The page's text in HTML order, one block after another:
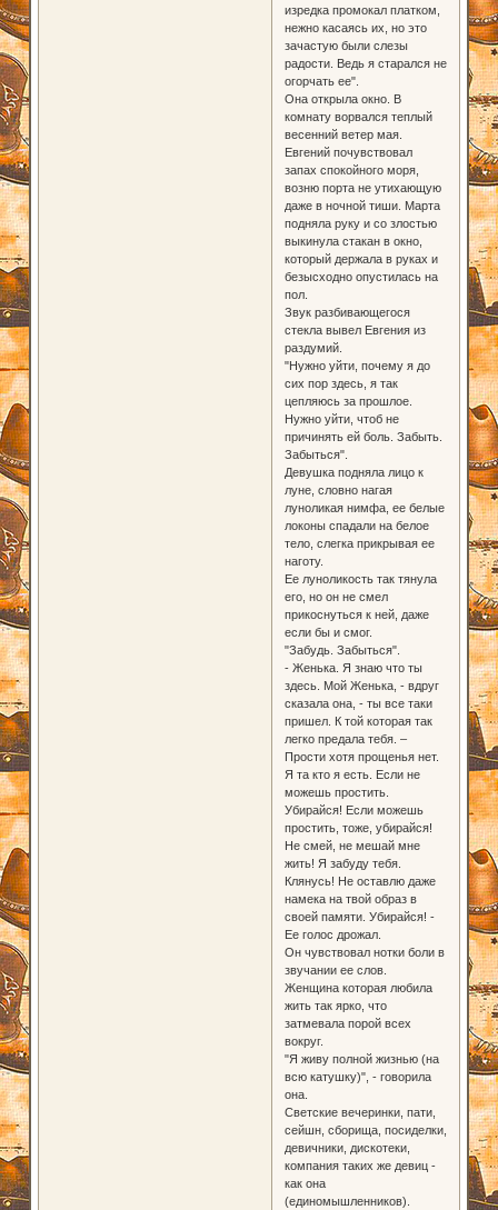
изредка промокал платком,
нежно касаясь их, но это
зачастую были слезы
радости. Ведь я старался не
огорчать ее".
Она открыла окно. В
комнату ворвался теплый
весенний ветер мая.
Евгений почувствовал
запах спокойного моря,
возню порта не утихающую
даже в ночной тиши. Марта
подняла руку и со злостью
выкинула стакан в окно,
который держала в руках и
безысходно опустилась на
пол.
Звук разбивающегося
стекла вывел Евгения из
раздумий.
"Нужно уйти, почему я до
сих пор здесь, я так
цепляюсь за прошлое.
Нужно уйти, чтоб не
причинять ей боль. Забыть.
Забыться".
Девушка подняла лицо к
луне, словно нагая
луноликая нимфа, ее белые
локоны спадали на белое
тело, слегка прикрывая ее
наготу.
Ее луноликость так тянула
его, но он не смел
прикоснуться к ней, даже
если бы и смог.
"Забудь. Забыться".
- Женька. Я знаю что ты
здесь. Мой Женька, - вдруг
сказала она, - ты все таки
пришел. К той которая так
легко предала тебя. –
Прости хотя прощенья нет.
Я та кто я есть. Если не
можешь простить.
Убирайся! Если можешь
простить, тоже, убирайся!
Не смей, не мешай мне
жить! Я забуду тебя.
Клянусь! Не оставлю даже
намека на твой образ в
своей памяти. Убирайся! -
Ее голос дрожал.
Он чувствовал нотки боли в
звучании ее слов.
Женщина которая любила
жить так ярко, что
затмевала порой всех
вокруг.
"Я живу полной жизнью (на
всю катушку)", - говорила
она.
Светские вечеринки, пати,
сейшн, сборища, посиделки,
девичники, дискотеки,
компания таких же девиц -
как она
(единомышленников).